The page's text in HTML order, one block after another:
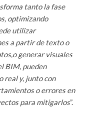
tanto la fase
optimizando
utilizar
a partir de texto o
generar visuales
BIM, pueden
real y, junto con
o errores en
para mitigarlos”.